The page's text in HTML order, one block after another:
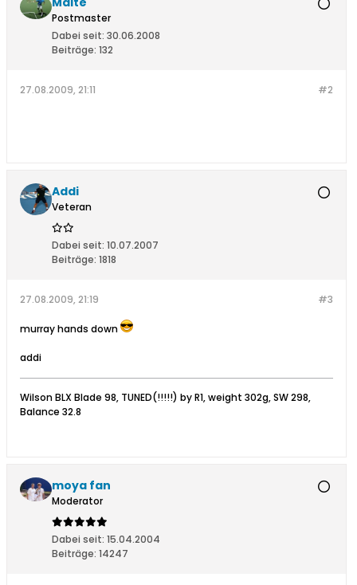
Postmaster
Dabei seit: 30.06.2008
Beiträge: 132
#2
27.08.2009, 21:11
Addi
Veteran
Dabei seit: 10.07.2007
Beiträge: 1818
#3
27.08.2009, 21:19
murray hands down
addi
Wilson BLX Blade 98, TUNED(!!!!!) by R1, weight 302g, SW 298,
Balance 32.8
moya fan
Moderator
Dabei seit: 15.04.2004
Beiträge: 14247